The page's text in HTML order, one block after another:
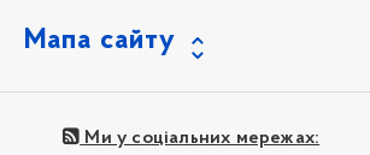
Мапа сайту
Ми у соціальних мережах: